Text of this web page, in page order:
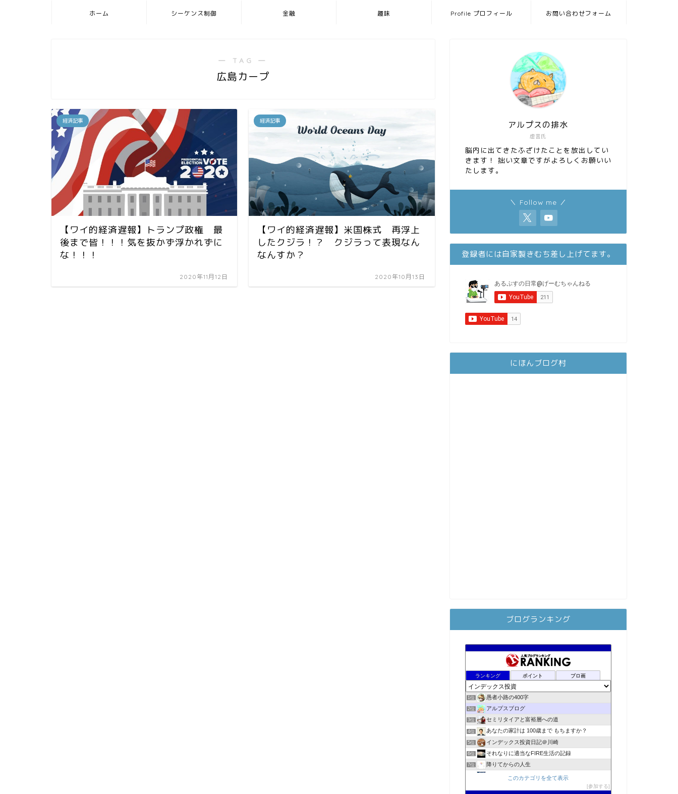
ホーム シーケンス制御 金融 趣味 Profile プロフィール お問い合わせフォーム
― TAG ―
広島カープ
経済記事
【ワイ的経済遅報】トランプ政権 最
後まで皆！！！気を抜かず浮かれずに
な！！！
2020年11月12日
経済記事
【ワイ的経済遅報】米国株式 再浮上
したクジラ！？ クジラって表現なん
なんすか？
2020年10月13日
虚言氏
アルプスの排水
脳内に出てきたふざけたことを放出してい
きます！ 拙い文章ですがよろしくお願いい
たします。
＼ Follow me ／
登録者には自家製きむち差し上げてます。
にほんブログ村
ブログランキング
ランキング ポイント ブロ画
1位 愚者小路の400字
2位 アルプスブログ
3位 セミリタイアと富裕層への道
4位 あなたの家計は 100歳まで もちますか？
5位 インデックス投資日記＠川崎
6位 それなりに適当なFIRE生活の記録
7位 降りてからの人生
2023年(46歳)FIRE！！！＠20XX年FIRE！！！
このカテゴリを全て表示
参加する